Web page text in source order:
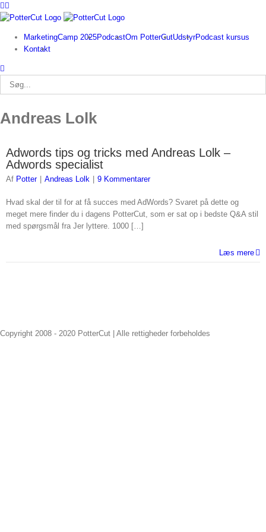
Skip
to
Facebook
MarketingCamp 2025PodcastOm PotterCutUdstyrPodcast kursus
Kontakt
Søg
efter:
Andreas Lolk
Adwords tips og tricks med Andreas Lolk –
Adwords specialist
Af Potter Andreas Lolk 9 Kommentarer
Hvad skal der til for at få succes med AdWords? Svaret på dette og
meget mere finder du i dagens PotterCut, som er sat op i bedste Q&A stil
med spørgsmål fra Jer lyttere. 1000 […]
Læs mere
Copyright 2008 - 2020 PotterCut | Alle rettigheder forbeholdes